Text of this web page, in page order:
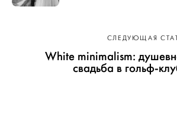
СЛЕДУЮЩАЯ
White minimalism:
свадьба в гольф-